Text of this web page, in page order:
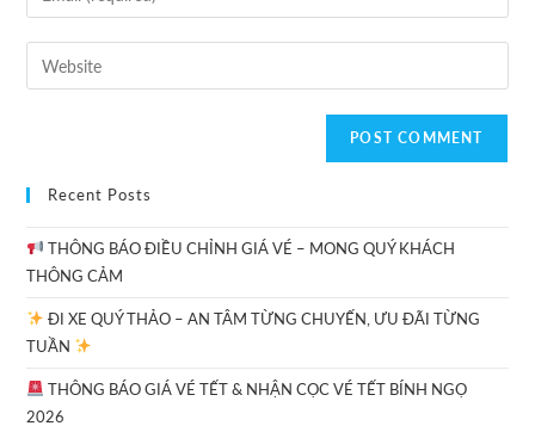
Recent Posts
THÔNG BÁO ĐIỀU CHỈNH GIÁ VÉ – MONG QUÝ KHÁCH
THÔNG CẢM
ĐI XE QUÝ THẢO – AN TÂM TỪNG CHUYẾN, ƯU ĐÃI TỪNG
TUẦN
THÔNG BÁO GIÁ VÉ TẾT & NHẬN CỌC VÉ TẾT BÍNH NGỌ
2026